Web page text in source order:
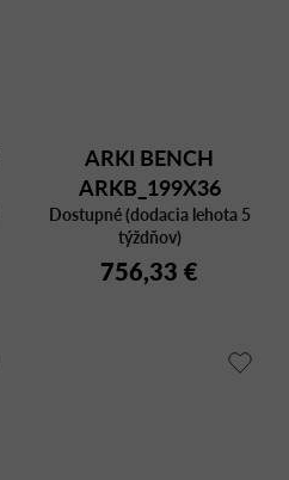
ARKI BENCH
ARKB_199X36
Dostupné (dodacia lehota 5
týždňov)
756,33 €